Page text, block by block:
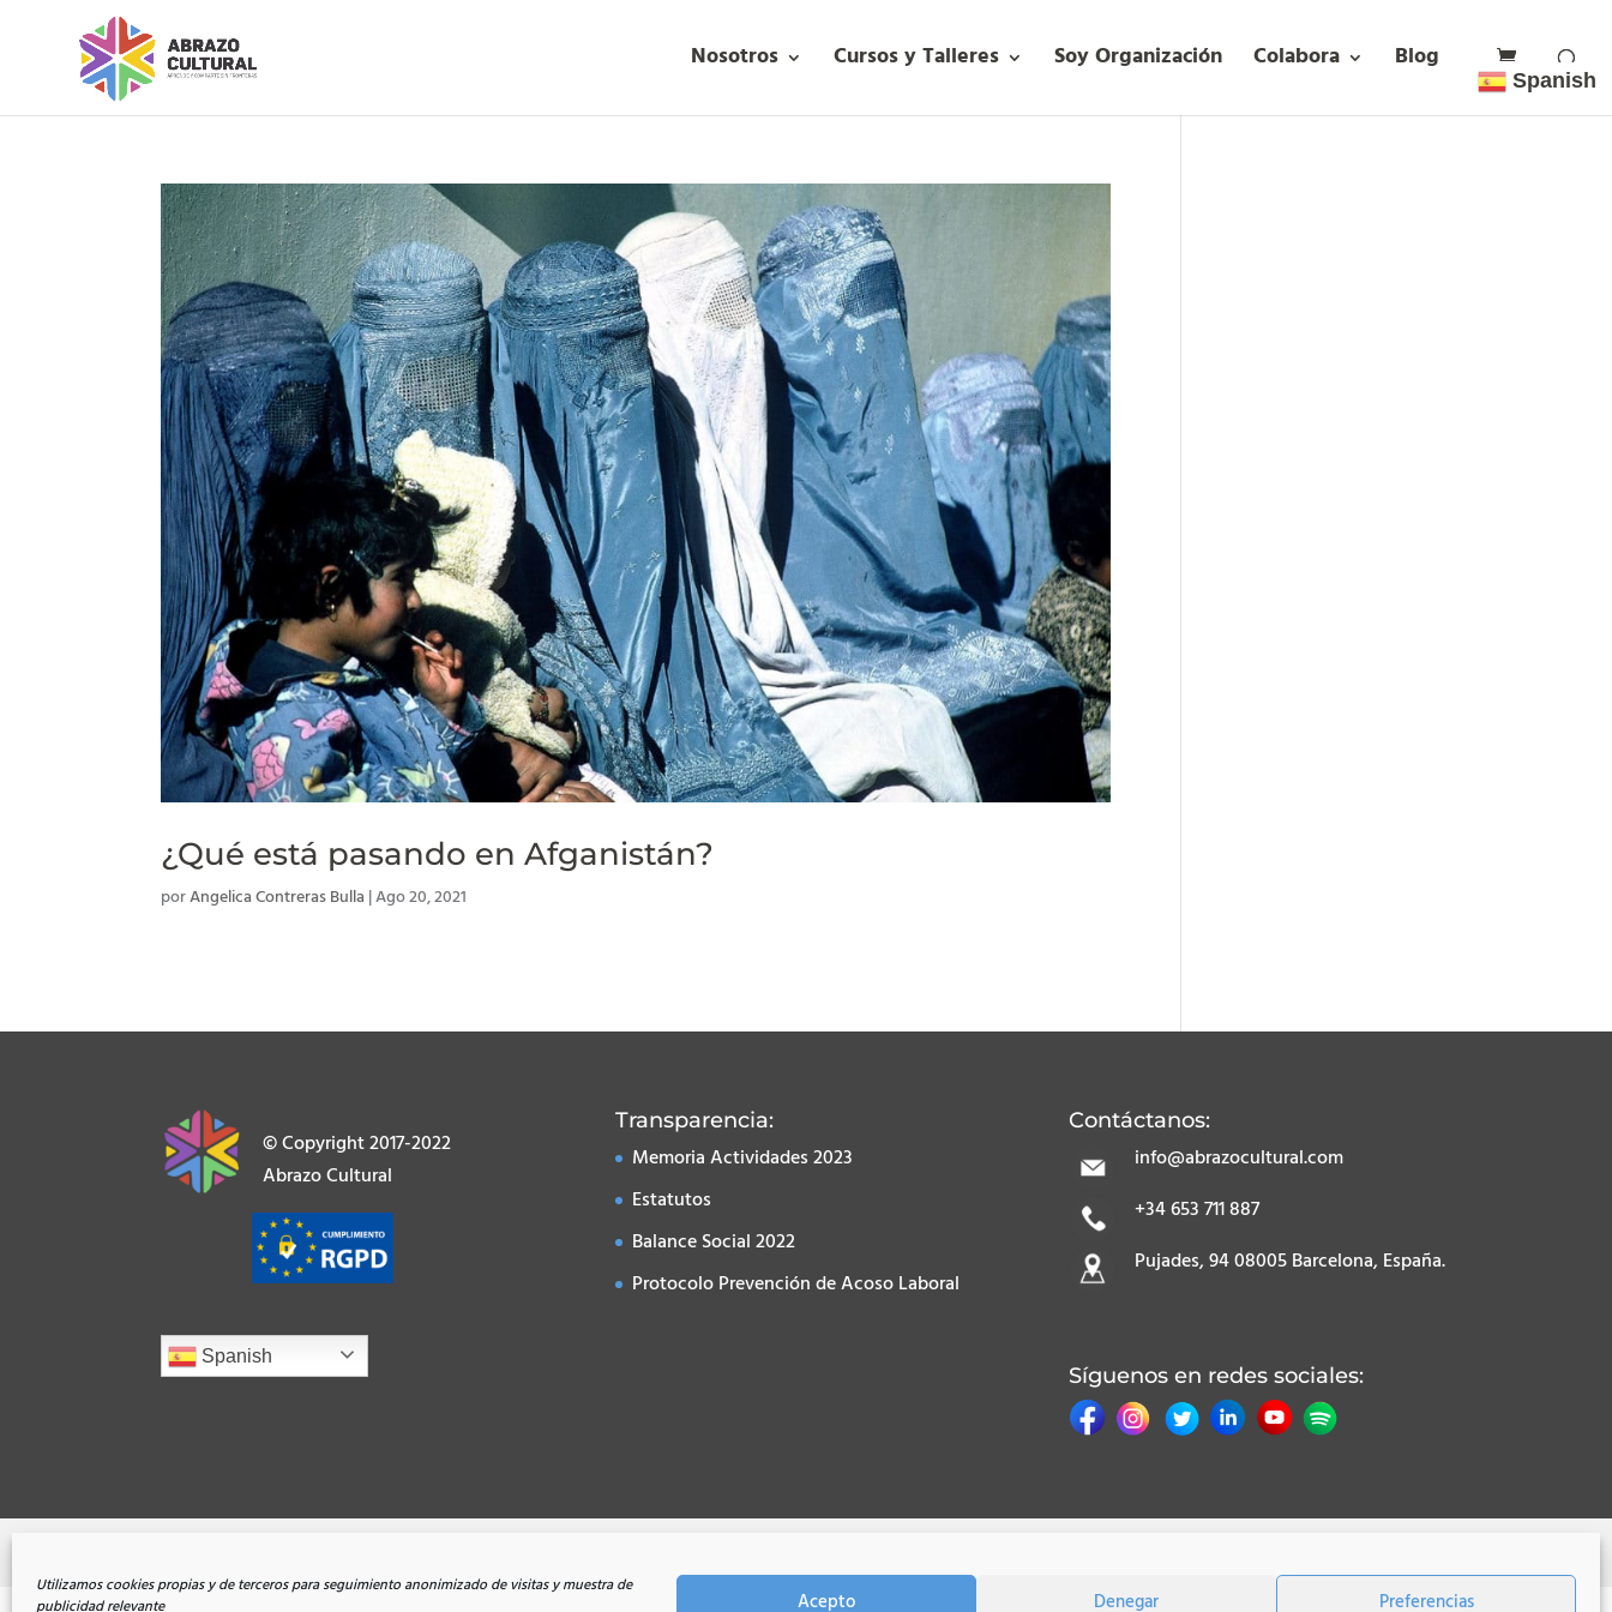
Utilizamos cookies propias y de terceros para seguimiento anonimizado de visitas y muestra de
publicidad relevante
Acepto Denegar Preferencias
Nosotros Cursos y Talleres Soy Organización Colabora Blog
Spanish
¿Qué está pasando en Afganistán?
porAngelica Contreras Bulla |Ago 20, 2021
© Copyright 2017-2022
Abrazo Cultural
Spanish
Transparencia:
Memoria Actividades 2023
Estatutos
Balance Social 2022
Protocolo Prevención de Acoso Laboral
Contáctanos:
info@abrazocultural.com
+34 653 711 887
Pujades, 94 08005 Barcelona, España.
Síguenos en redes sociales: